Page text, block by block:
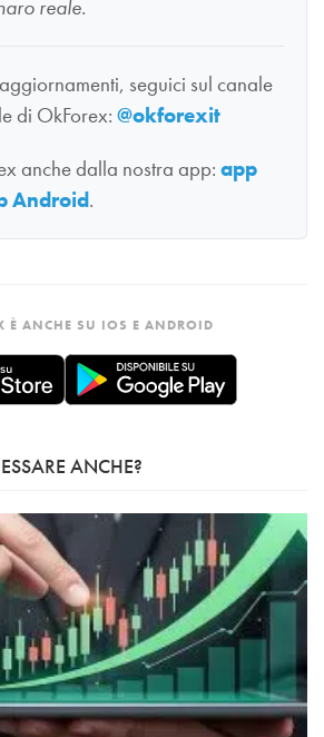
reale.
seguici sul canale
di OkForex: @okforexit
anche dalla nostra app: app
Android.
È ANCHE SU IOS E ANDROID
ANCHE?